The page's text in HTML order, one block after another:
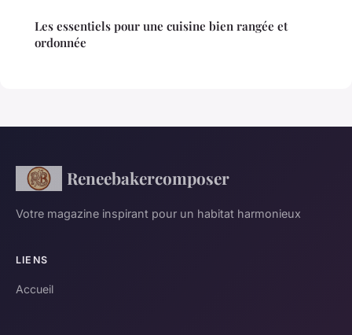
Les essentiels pour une cuisine bien rangée et
ordonnée
Reneebakercomposer
Votre magazine inspirant pour un habitat harmonieux
LIENS
Accueil